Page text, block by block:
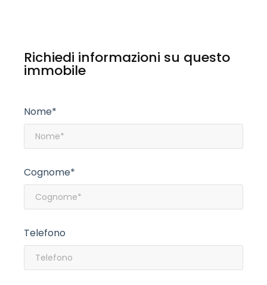
Richiedi informazioni su questo
immobile
Nome*
Cognome*
Telefono